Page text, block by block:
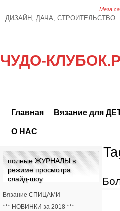
Мега
ДИЗАЙН, ДАЧА, СТРОИТЕЛЬСТВО
ЧУДО-
Главная Вязание для
О НАС
полные ЖУРНАЛЫ в
режиме просмотра
слайд-шоу
Вязание СПИЦАМИ
*** НОВИНКИ за 2018 ***